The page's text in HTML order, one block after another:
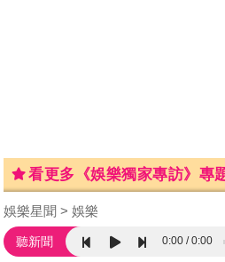
看更多《娛樂獨家專訪》專
娛樂星聞 娛樂
聽新聞 0:00 0:00